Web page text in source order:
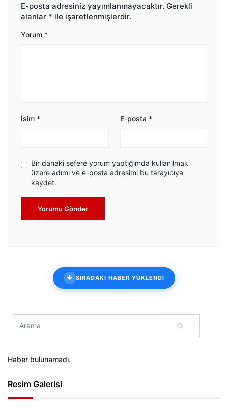
E-posta adresiniz yayımlanmayacaktır. Gerekli
alanlar * ile işaretlenmişlerdir.
Yorum *
İsim * E-posta *
Bir dahaki sefere yorum yaptığımda kullanılmak
üzere adımı ve e-posta adresimi bu tarayıcıya
kaydet.
Yorumu Gönder
SIRADAKİ HABER YÜKLENDİ
Haber bulunamadı.
Resim Galerisi